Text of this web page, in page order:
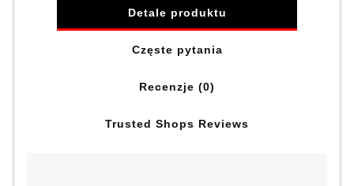
Detale produktu
Częste pytania
Recenzje (0)
Trusted Shops Reviews